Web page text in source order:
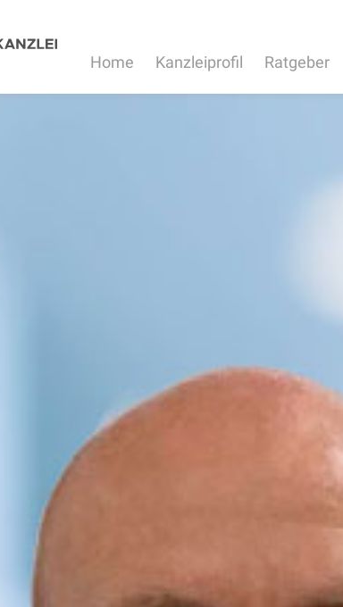
Home Kanzleiprofil Ratgeber